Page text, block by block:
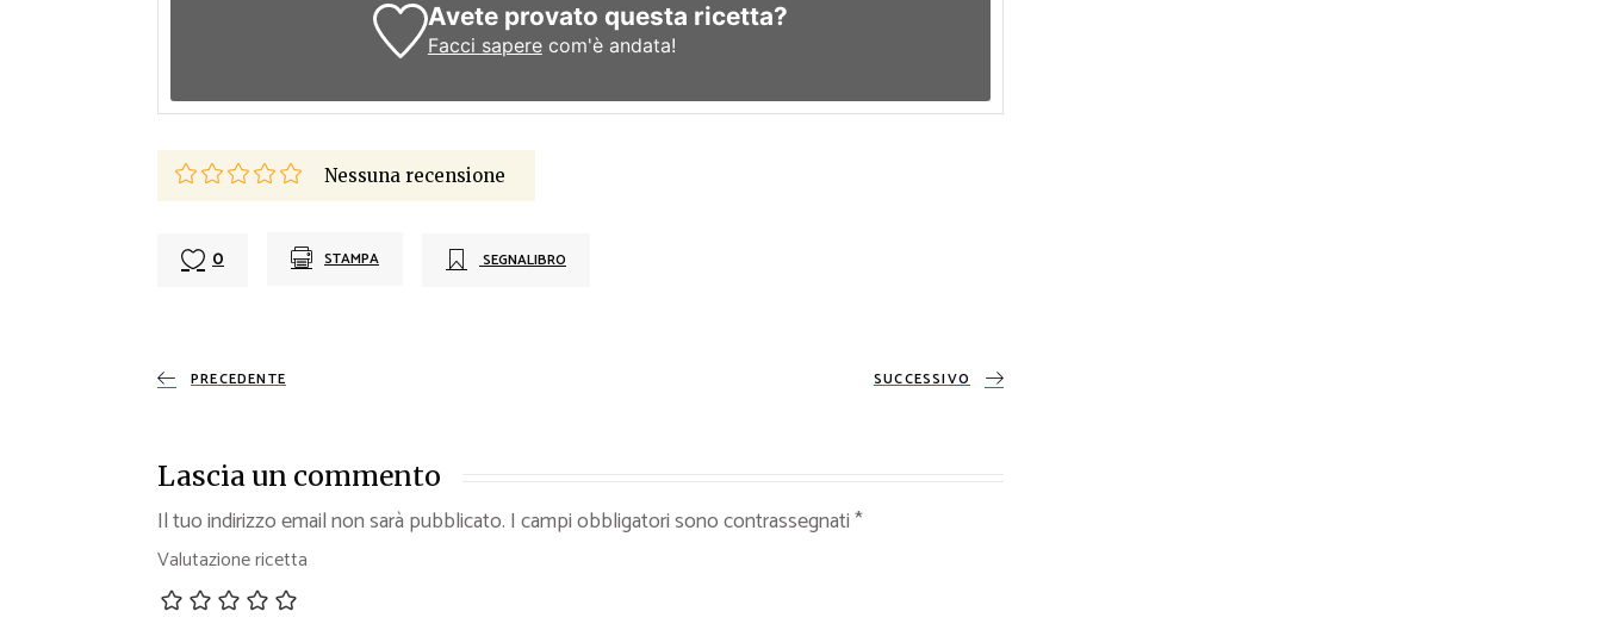
Avete provato questa ricetta?
Facci saperecom'è andata!
Nessuna recensione
0 STAMPA SEGNALIBRO
PRECEDENTE SUCCESSIVO
Lascia un commento
Il tuo indirizzo email non sarà pubblicato. I campi obbligatori sono contrassegnati*
Valutazione ricetta